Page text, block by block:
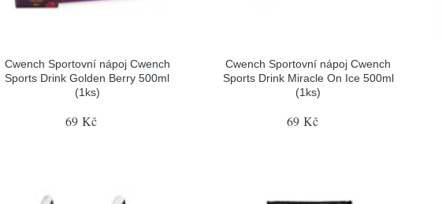
Cwench Sportovní nápoj Cwench
Sports Drink Golden Berry 500ml
(1ks)
69 Kč
Cwench Sportovní nápoj Cwench
Sports Drink Miracle On Ice 500ml
(1ks)
69 Kč